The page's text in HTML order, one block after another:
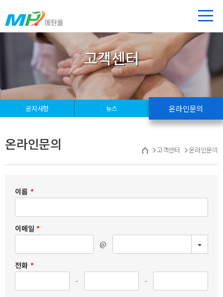
고객센터
공지사항 뉴스 온라인문의
온라인문의 고객센터 온라인문의
이름 *
이메일 *
@
전화 *
-
-